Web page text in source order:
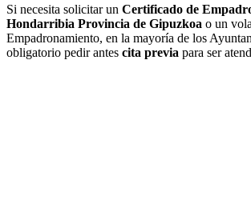
Si necesita solicitar un Certificado de
Hondarribia Provincia de Gipuzkoa o un
Empadronamiento, en la mayoría de los
obligatorio pedir antes cita previa para ser